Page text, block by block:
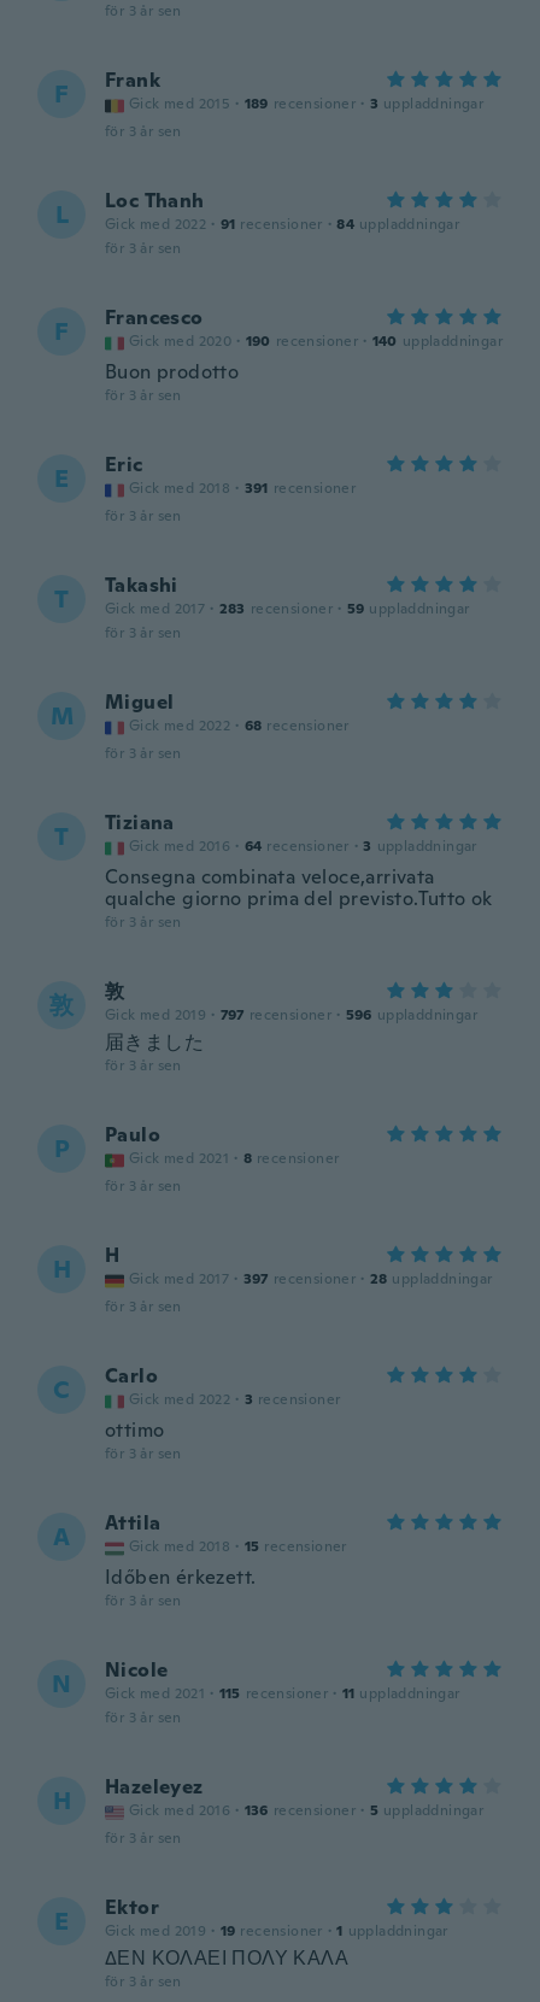
för 3 år sen
F Frank
Gick med 2015 · 189 recensioner · 3 uppladdningar
för 3 år sen
L Loc Thanh
Gick med 2022 · 91 recensioner · 84 uppladdningar
för 3 år sen
F Francesco
Gick med 2020 · 190 recensioner · 140 uppladdningar
Buon prodotto
för 3 år sen
E Eric
Gick med 2018 · 391 recensioner
för 3 år sen
T Takashi
Gick med 2017 · 283 recensioner · 59 uppladdningar
för 3 år sen
M Miguel
Gick med 2022 · 68 recensioner
för 3 år sen
T Tiziana
Gick med 2016 · 64 recensioner · 3 uppladdningar
Consegna combinata veloce,arrivata
qualche giorno prima del previsto.Tutto ok
för 3 år sen
敦 敦
Gick med 2019 · 797 recensioner · 596 uppladdningar
届きました
för 3 år sen
P Paulo
Gick med 2021 · 8 recensioner
för 3 år sen
H H
Gick med 2017 · 397 recensioner · 28 uppladdningar
för 3 år sen
C Carlo
Gick med 2022 · 3 recensioner
ottimo
för 3 år sen
A Attila
Gick med 2018 · 15 recensioner
Időben érkezett.
för 3 år sen
N Nicole
Gick med 2021 · 115 recensioner · 11 uppladdningar
för 3 år sen
H Hazeleyez
Gick med 2016 · 136 recensioner · 5 uppladdningar
för 3 år sen
E Ektor
Gick med 2019 · 19 recensioner · 1 uppladdningar
ΔΕΝ ΚΟΛΑΕΙ ΠΟΛΥ ΚΑΛΑ
för 3 år sen